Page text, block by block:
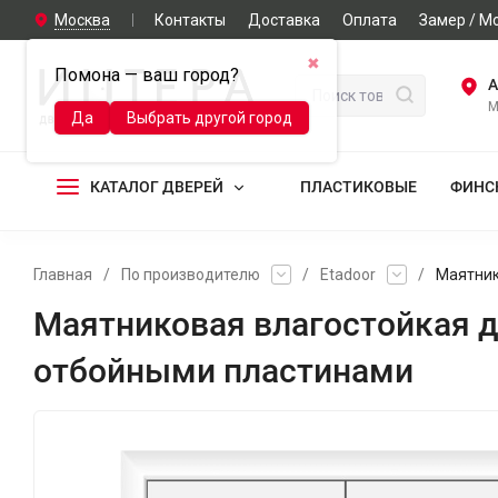
Москва
✖
Помона — ваш город?
Да Выбрать другой город
Контакты Доставка Оплата Замер /
КАТАЛОГ ДВЕРЕЙ ПЛАСТИКОВЫЕ
Главная / По производителю / Etadoor /
Маятниковая влагостойкая
отбойными пластинами